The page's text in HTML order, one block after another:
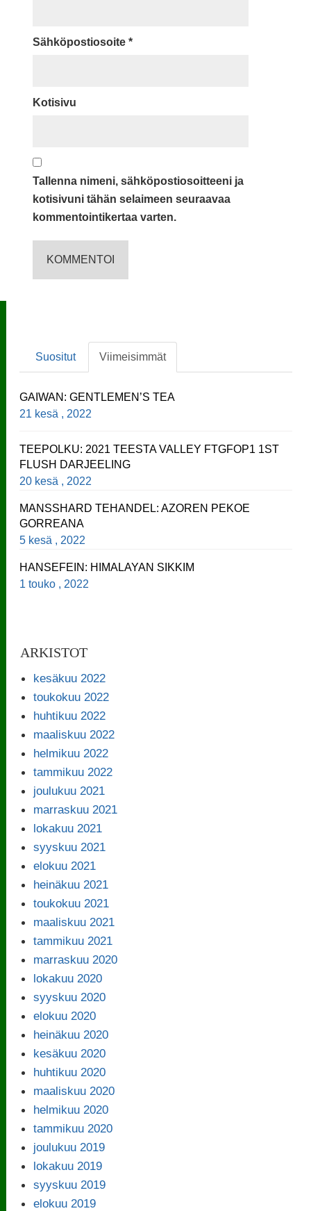
Sähköpostiosoite *
Kotisivu
Tallenna nimeni, sähköpostiosoitteeni ja
kotisivuni tähän selaimeen seuraavaa
kommentointikertaa varten.
Suositut Viimeisimmät
GAIWAN: GENTLEMEN’S TEA
21 kesä , 2022
TEEPOLKU: 2021 TEESTA VALLEY FTGFOP1 1ST
FLUSH DARJEELING
20 kesä , 2022
MANSSHARD TEHANDEL: AZOREN PEKOE
GORREANA
5 kesä , 2022
HANSEFEIN: HIMALAYAN SIKKIM
1 touko , 2022
ARKISTOT
kesäkuu 2022
toukokuu 2022
huhtikuu 2022
maaliskuu 2022
helmikuu 2022
tammikuu 2022
joulukuu 2021
marraskuu 2021
lokakuu 2021
syyskuu 2021
elokuu 2021
heinäkuu 2021
toukokuu 2021
maaliskuu 2021
tammikuu 2021
marraskuu 2020
lokakuu 2020
syyskuu 2020
elokuu 2020
heinäkuu 2020
kesäkuu 2020
huhtikuu 2020
maaliskuu 2020
helmikuu 2020
tammikuu 2020
joulukuu 2019
lokakuu 2019
syyskuu 2019
elokuu 2019